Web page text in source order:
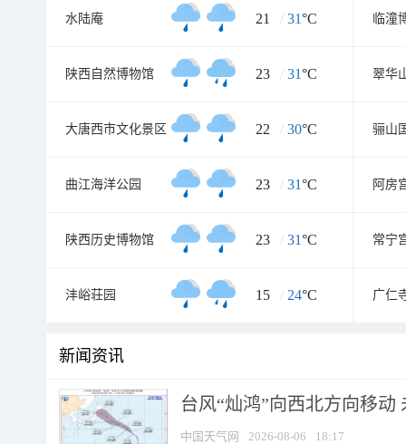
水陆庵 21 / 31°C 临潼
陕西自然博物馆 23 / 31°C 翠华
大唐西市文化景区 22 / 30°C 骊山
曲江海洋公园 23 / 31°C 阿房
陕西历史博物馆 23 / 31°C 常宁
沣峪荘园 15 / 24°C 广仁
新闻资讯
台风“灿鸿”向西北方向移动
中国天气网 2026-08-06 18:17